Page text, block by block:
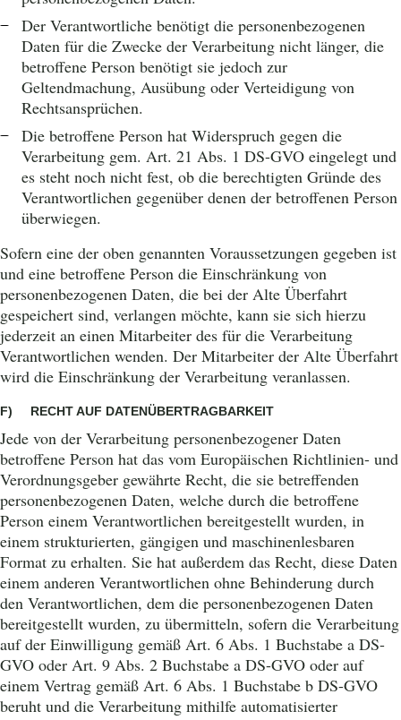
Der Verantwortliche benötigt die personenbezogenen
Daten für die Zwecke der Verarbeitung nicht länger, die
betroffene Person benötigt sie jedoch zur
Geltendmachung, Ausübung oder Verteidigung von
Rechtsansprüchen.
Die betroffene Person hat Widerspruch gegen die
Verarbeitung gem. Art. 21 Abs. 1 DS-GVO eingelegt und
es steht noch nicht fest, ob die berechtigten Gründe des
Verantwortlichen gegenüber denen der betroffenen Person
überwiegen.
Sofern eine der oben genannten Voraussetzungen gegeben ist
und eine betroffene Person die Einschränkung von
personenbezogenen Daten, die bei der Alte Überfahrt
gespeichert sind, verlangen möchte, kann sie sich hierzu
jederzeit an einen Mitarbeiter des für die Verarbeitung
Verantwortlichen wenden. Der Mitarbeiter der Alte Überfahrt
wird die Einschränkung der Verarbeitung veranlassen.
F) RECHT AUF DATENÜBERTRAGBARKEIT
Jede von der Verarbeitung personenbezogener Daten
betroffene Person hat das vom Europäischen Richtlinien- und
Verordnungsgeber gewährte Recht, die sie betreffenden
personenbezogenen Daten, welche durch die betroffene
Person einem Verantwortlichen bereitgestellt wurden, in
einem strukturierten, gängigen und maschinenlesbaren
Format zu erhalten. Sie hat außerdem das Recht, diese Daten
einem anderen Verantwortlichen ohne Behinderung durch
den Verantwortlichen, dem die personenbezogenen Daten
bereitgestellt wurden, zu übermitteln, sofern die Verarbeitung
auf der Einwilligung gemäß Art. 6 Abs. 1 Buchstabe a DS-
GVO oder Art. 9 Abs. 2 Buchstabe a DS-GVO oder auf
einem Vertrag gemäß Art. 6 Abs. 1 Buchstabe b DS-GVO
beruht und die Verarbeitung mithilfe automatisierter